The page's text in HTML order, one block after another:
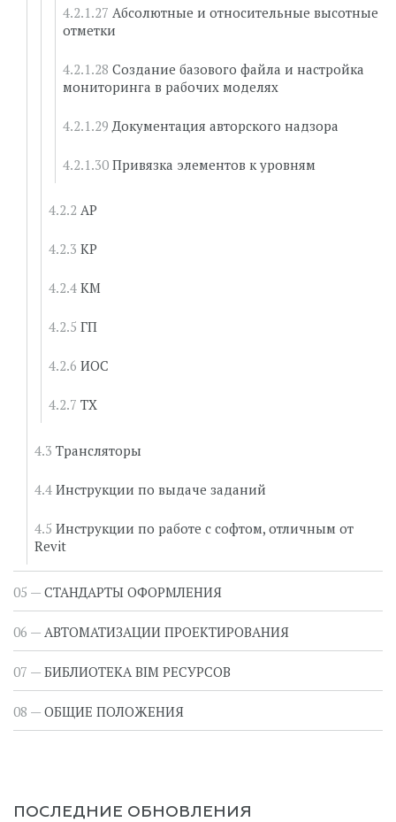
Абсолютные и относительные высотные
отметки
Создание базового файла и настройка
мониторинга в рабочих моделях
Документация авторского надзора
Привязка элементов к уровням
АР
КР
КМ
ГП
ИОС
ТХ
Трансляторы
Инструкции по выдаче заданий
Инструкции по работе с софтом, отличным от
Revit
СТАНДАРТЫ ОФОРМЛЕНИЯ
АВТОМАТИЗАЦИИ ПРОЕКТИРОВАНИЯ
БИБЛИОТЕКА BIM РЕСУРСОВ
ОБЩИЕ ПОЛОЖЕНИЯ
ПОСЛЕДНИЕ ОБНОВЛЕНИЯ